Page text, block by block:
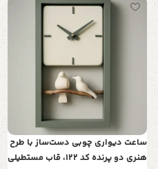
ساعت دیواری چوبی دست‌ساز با طرح
هنری دو پرنده کد 122، قاب مستطیلی